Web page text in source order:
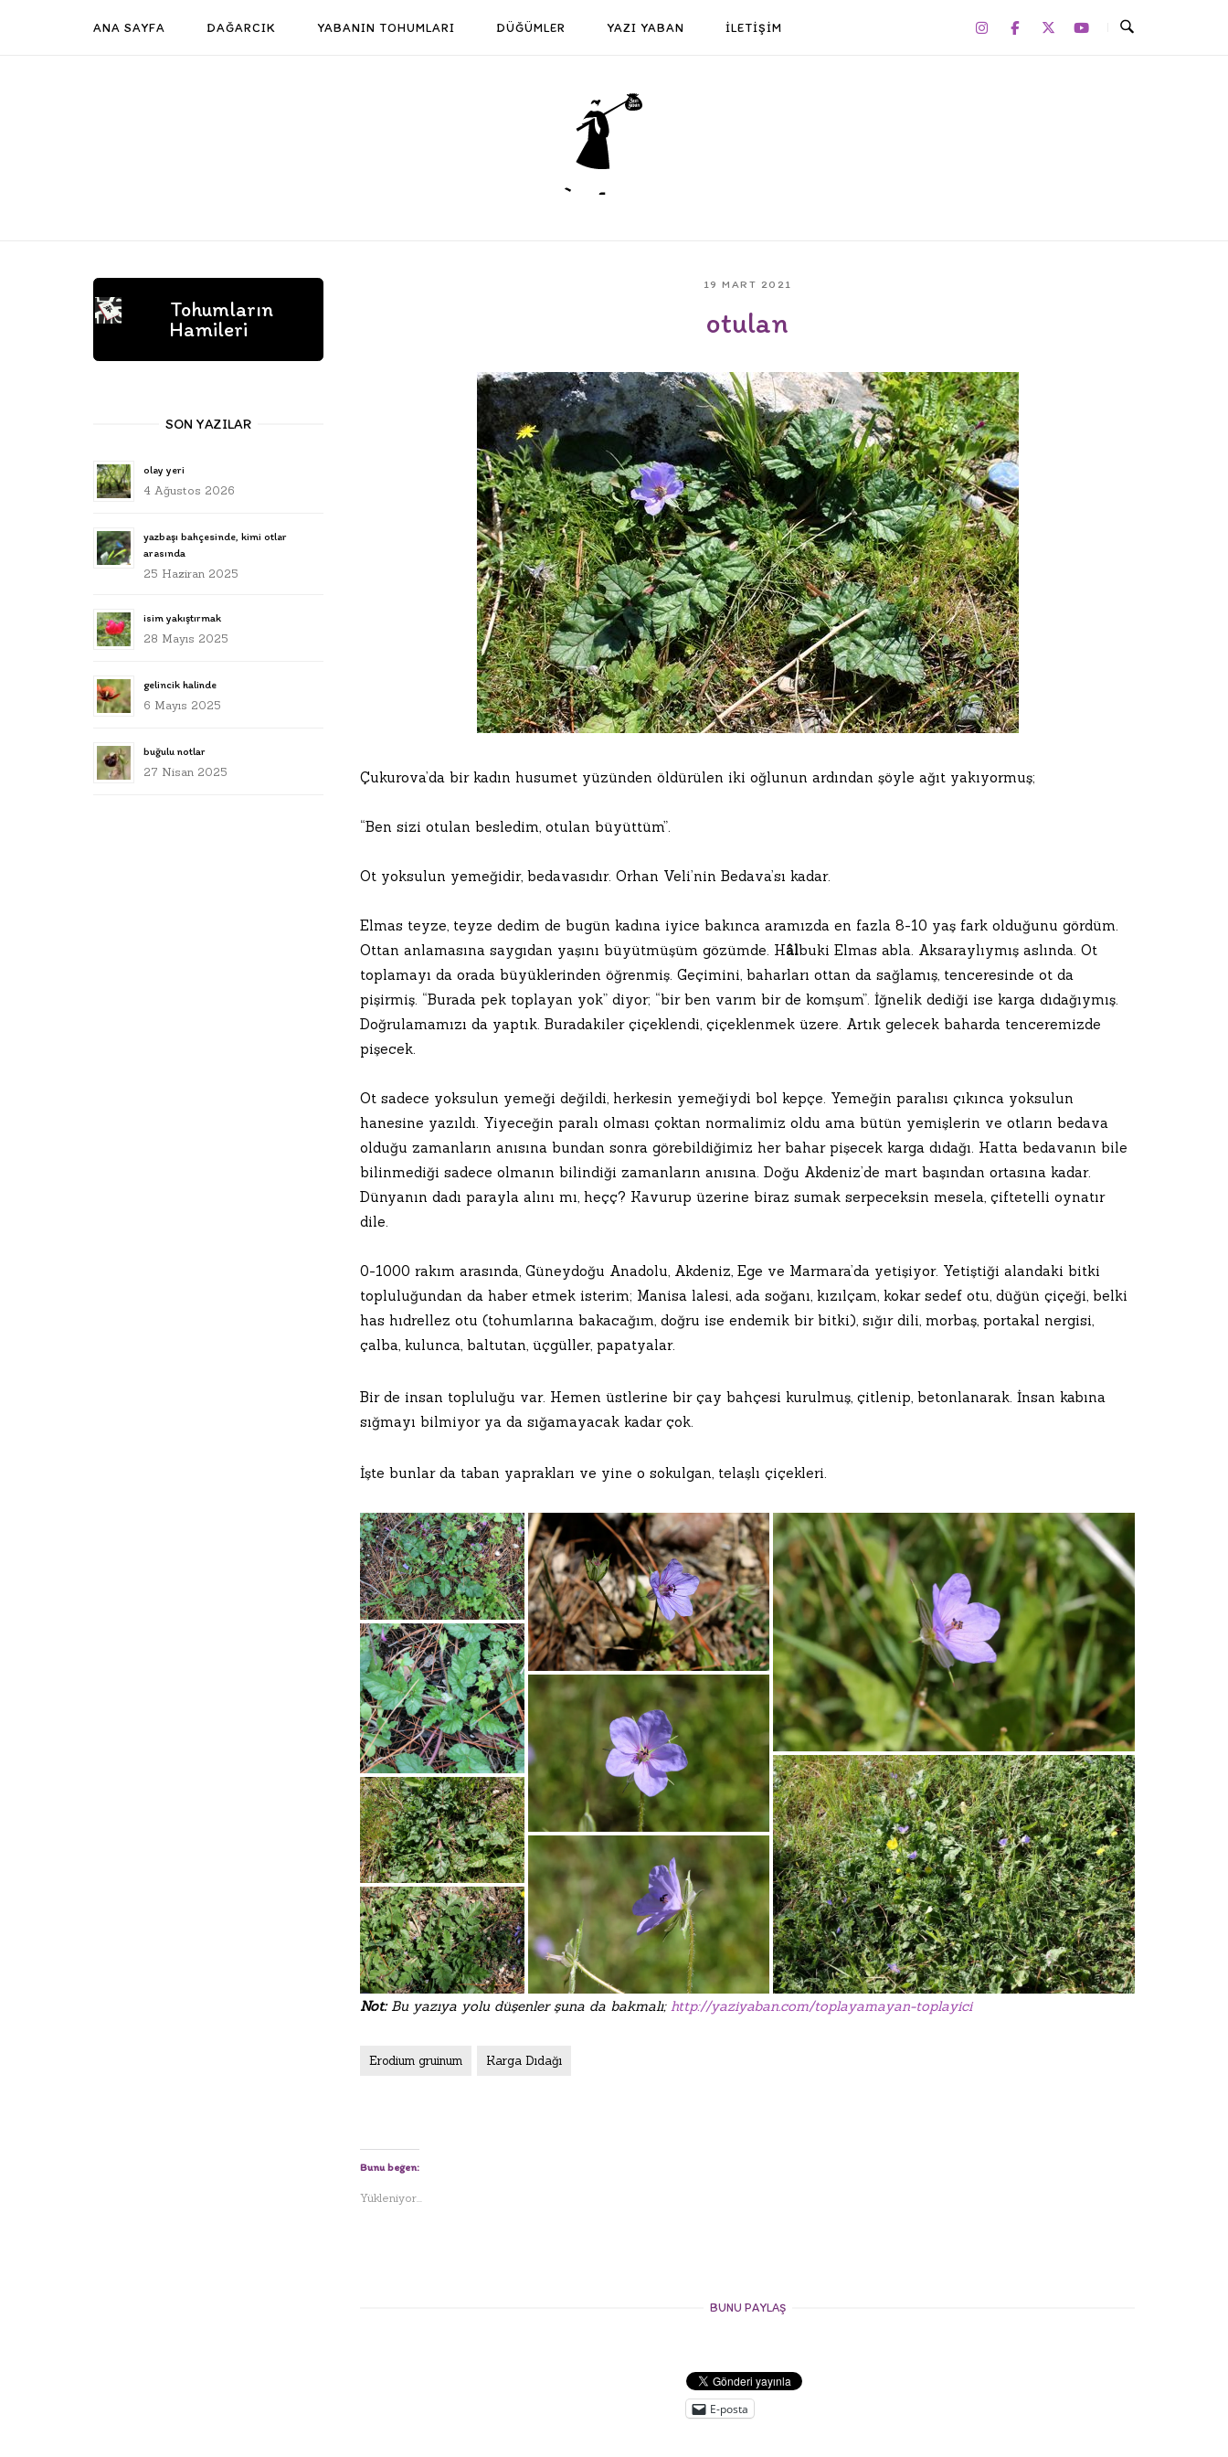
ANA SAYFA DAĞARCIK YABANIN TOHUMLARI DÜĞÜMLER YAZI YABAN İLETİŞİM
Home
19 MART 2021
otulan
Çukurova’da bir kadın husumet yüzünden öldürülen iki oğlunun ardından şöyle ağıt yakıyormuş;
“Ben sizi otulan besledim, otulan büyüttüm”.
Ot yoksulun yemeğidir, bedavasıdır. Orhan Veli’nin Bedava’sı kadar.
Elmas teyze, teyze dedim de bugün kadına iyice bakınca aramızda en fazla 8-10 yaş fark olduğunu gördüm.
Ottan anlamasına saygıdan yaşını büyütmüşüm gözümde. Hâlbuki Elmas abla. Aksaraylıymış aslında. Ot
toplamayı da orada büyüklerinden öğrenmiş. Geçimini, baharları ottan da sağlamış, tenceresinde ot da
pişirmiş. “Burada pek toplayan yok” diyor; “bir ben varım bir de komşum”. İğnelik dediği ise karga dıdağıymış.
Doğrulamamızı da yaptık. Buradakiler çiçeklendi, çiçeklenmek üzere. Artık gelecek baharda tenceremizde
pişecek.
Ot sadece yoksulun yemeği değildi, herkesin yemeğiydi bol kepçe. Yemeğin paralısı çıkınca yoksulun
hanesine yazıldı. Yiyeceğin paralı olması çoktan normalimiz oldu ama bütün yemişlerin ve otların bedava
olduğu zamanların anısına bundan sonra görebildiğimiz her bahar pişecek karga dıdağı. Hatta bedavanın bile
bilinmediği sadece olmanın bilindiği zamanların anısına. Doğu Akdeniz’de mart başından ortasına kadar.
Dünyanın dadı parayla alını mı, heçç? Kavurup üzerine biraz sumak serpeceksin mesela, çiftetelli oynatır
dile.
0-1000 rakım arasında, Güneydoğu Anadolu, Akdeniz, Ege ve Marmara’da yetişiyor. Yetiştiği alandaki bitki
topluluğundan da haber etmek isterim; Manisa lalesi, ada soğanı, kızılçam, kokar sedef otu, düğün çiçeği, belki
has hıdrellez otu (tohumlarına bakacağım, doğru ise endemik bir bitki), sığır dili, morbaş, portakal nergisi,
çalba, kulunca, baltutan, üçgüller, papatyalar.
Bir de insan topluluğu var. Hemen üstlerine bir çay bahçesi kurulmuş, çitlenip, betonlanarak. İnsan kabına
sığmayı bilmiyor ya da sığamayacak kadar çok.
İşte bunlar da taban yaprakları ve yine o sokulgan, telaşlı çiçekleri.
Not:Bu yazıya yolu düşenler şuna da bakmalı; http://yaziyaban.com/toplayamayan-toplayici
Erodium gruinum Karga Dıdağı
Bunu beğen:
Yükleniyor...
BUNU PAYLAŞ
E-posta
Tohumların
Hamileri
SON YAZILAR
olay yeri
4 Ağustos 2026
yazbaşı bahçesinde, kimi otlar
arasında
25 Haziran 2025
isim yakıştırmak
28 Mayıs 2025
gelincik halinde
6 Mayıs 2025
buğulu notlar
27 Nisan 2025